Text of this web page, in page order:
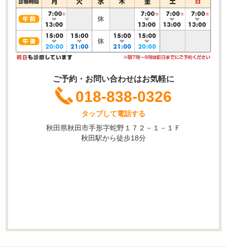
ご予約・お問い合わせはお気軽に
018-838-0326
タップして電話する
秋田県秋田市手形字蛇野１７２－１－１Ｆ
秋田駅から徒歩18分